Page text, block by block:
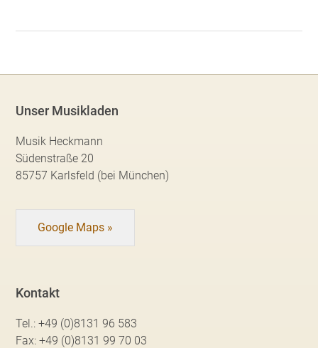
Unser Musikladen
Musik Heckmann
Südenstraße 20
85757 Karlsfeld (bei München)
Google Maps »
Kontakt
Tel.:+49 (0)8131 96 583
Fax:+49 (0)8131 99 70 03